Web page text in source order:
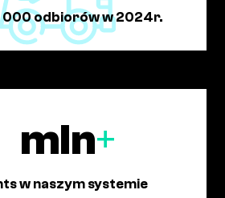
000 odbiorów w 2024r.
mln+
w naszym systemie